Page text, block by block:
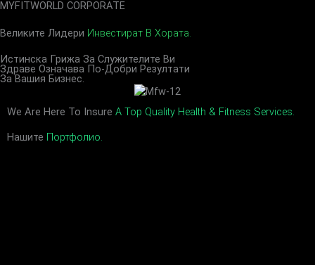
Skip
Content
MYFITWORLD CORPORATE
Великите Лидери Инвестират В Хората.
Истинска Грижа За Служителите Ви
Здраве Означава По-Добри Резултати
За Вашия Бизнес.
We Are Here To Insure A Top Quality Health & Fitness Services.
Нашите Портфолио.